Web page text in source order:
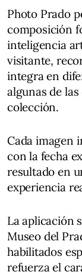
Photo Prado
composición
inteligencia
visitante,
integra en
algunas de
colección.
Cada imagen
con la fecha
resultado en
experiencia
La aplicación
Museo del
habilitados
refuerza el